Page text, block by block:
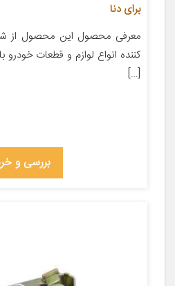
برای دنا
معرفی محصول این محصول از
کننده انواع لوازم و قطعات
[…]
بررسی و